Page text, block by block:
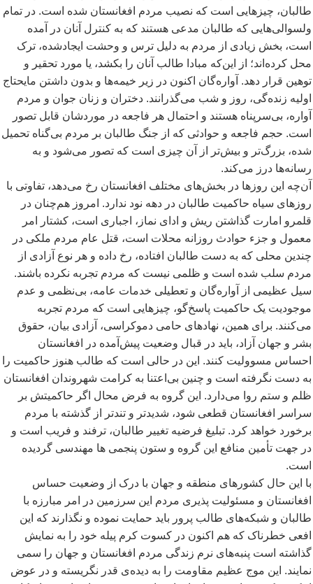
طالبان، چیزهایی است که نصیب مردم افغانستان شده است. در تمام
ولسوالیهایی که طالبان مدعی هستند که به کنترل آنان در آمده
است، بخش زیادی از مردم به دلیل ترس و وحشت ایجادشده، ترک
محل کرده اند؛ از اینکه مبادا طالب آنان را بکشد، یا مورد تحقیر و
توهین قرار دهد. آوارهگان اکنون در زیر خیمهها و بدون داشتن مایحتاج
اولیه زندهگی، روز و شب میگذرانند. دختران و زنان جوان و مردم
آواره، بیسرپناه هستند و احتمال هر فاجعه در موردشان قابل تصور
است. حجم فاجعه و حوادثی که از جنگ طالبان بر مردم بیگناه تحمیل
شده، بزرگتر و بیشتر از آن چیزی است که تصور میشود و به
رسانهها درز میکند.
آنچه این روزها در بخشهای مختلف افغانستان رخ میدهد، تفاوتی با
روزهای سیاه حاکمیت طالبان در دهه نود ندارد. امروز همچنان در
قلمرو امارت گذاشتن ریش و ادای نماز، اجباری است، کشتار امر
معمول و جزء حوادث روزانه محلات است، قتل عام مردم ملکی در
چندین محلی که به دست طالبان افتاده، رخ داده و هر نوع آزادی از
مردم سلب شده است و ظلمی نیست که مردم تجربه نکرده باشند.
سیل عظیمی از آوارهگان و تعطیلی خدمات عامه، بینظمی و عدم
موجودیت یک حاکمیت پاسخگو، چیزهایی است که مردم تجربه
میکنند. برای همین، نهادهای حامی دموکراسی، آزادی بیان، حقوق
بشر و جهان آزاد، باید در قبال وضعیت پیش آمده در افغانستان
احساس مسوولیت کنند. این در حالی است که طالب هنوز حاکمیت را
به دست نگرفته است و چنین بی اعتنا به کرامت شهروندان افغانستان
ظلم و ستم روا میدارد. این گروه به فرض محال اگر حاکمیتش بر
سراسر افغانستان قطعی شود، شدیدتر و تندتر از گذشته با مردم
برخورد خواهد کرد. تبلیغ فرضیه تغییر طالبان، ترفند و فریب است و
در جهت تأمین منافع این گروه و ستون پنجمی ها مهندسی گردیده
است.
با این حال کشورهای منطقه و جهان با درک از وضعیت حساس
افغانستان و مسئولیت پذیری مردم این سرزمین در امر مبارزه با
طالبان و شبکههای طالب پرور باید حمایت نموده و نگذارند که این
افعی خطرناک که هم اکنون در کسوت کرم پیله خود را به نمایش
گذاشته است پنبههای نرم زندگی مردم افغانستان و جهان را سمی
نمایند. این موج عظیم مقاومت را به دیدهی قدر نگریسته و در عوض